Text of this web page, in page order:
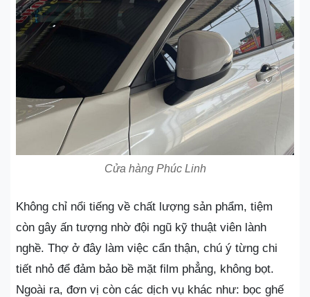
Cửa hàng Phúc Linh
Không chỉ nổi tiếng về chất lượng sản phẩm, tiệm
còn gây ấn tượng nhờ đội ngũ kỹ thuật viên lành
nghề. Thợ ở đây làm việc cẩn thận, chú ý từng chi
tiết nhỏ để đảm bảo bề mặt film phẳng, không bọt.
Ngoài ra, đơn vị còn các dịch vụ khác như: bọc ghế